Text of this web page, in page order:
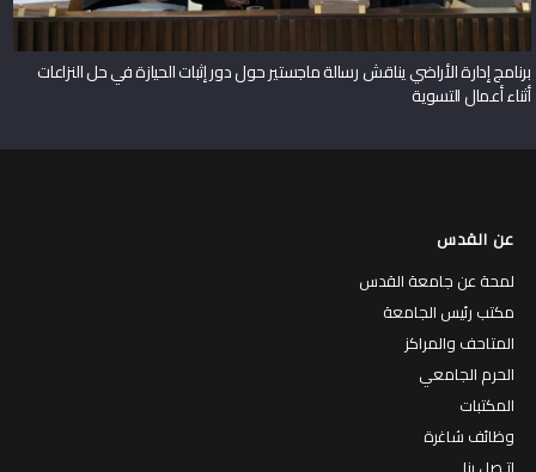
برنامج إدارة الأراضي يناقش رسالة ماجستير حول دور إثبات الحيازة في حل النزاعات
أثناء أعمال التسوية
عن القدس
لمحة عن جامعة القدس
مكتب رئيس الجامعة
المتاحف والمراكز
الحرم الجامعي
المكتبات
وظائف شاغرة